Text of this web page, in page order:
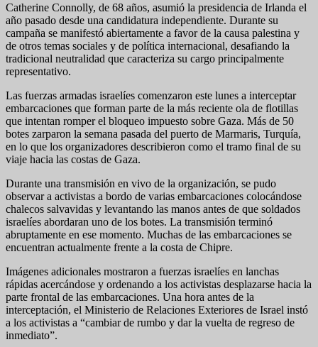
Catherine Connolly, de 68 años, asumió la presidencia de Irlanda el
año pasado desde una candidatura independiente. Durante su
campaña se manifestó abiertamente a favor de la causa palestina y
de otros temas sociales y de política internacional, desafiando la
tradicional neutralidad que caracteriza su cargo principalmente
representativo.
Las fuerzas armadas israelíes comenzaron este lunes a interceptar
embarcaciones que forman parte de la más reciente ola de flotillas
que intentan romper el bloqueo impuesto sobre Gaza. Más de 50
botes zarparon la semana pasada del puerto de Marmaris, Turquía,
en lo que los organizadores describieron como el tramo final de su
viaje hacia las costas de Gaza.
Durante una transmisión en vivo de la organización, se pudo
observar a activistas a bordo de varias embarcaciones colocándose
chalecos salvavidas y levantando las manos antes de que soldados
israelíes abordaran uno de los botes. La transmisión terminó
abruptamente en ese momento. Muchas de las embarcaciones se
encuentran actualmente frente a la costa de Chipre.
Imágenes adicionales mostraron a fuerzas israelíes en lanchas
rápidas acercándose y ordenando a los activistas desplazarse hacia la
parte frontal de las embarcaciones. Una hora antes de la
interceptación, el Ministerio de Relaciones Exteriores de Israel instó
a los activistas a “cambiar de rumbo y dar la vuelta de regreso de
inmediato”.